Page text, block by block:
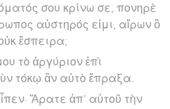
σου κρίνω σε, πονηρὲ
αὐστηρός εἰμι, αἴρων ὃ
ἔσπειρα;
τὸ ἀργύριον ἐπὶ
τόκῳ ἂν αὐτὸ ἔπραξα.
Ἄρατε ἀπ’ αὐτοῦ τὴν